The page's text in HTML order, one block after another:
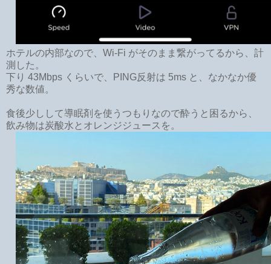
ホテルの内部なので、Wi-Fi がそのまま繋がってるから、計
測した。
下り 43Mbps くらいで、PING反射は 5ms と、なかなか優
秀な数値。
食後少しして導眠剤を使うつもりなので酔うと困るから、
飲み物は炭酸水とオレンジジュースを。